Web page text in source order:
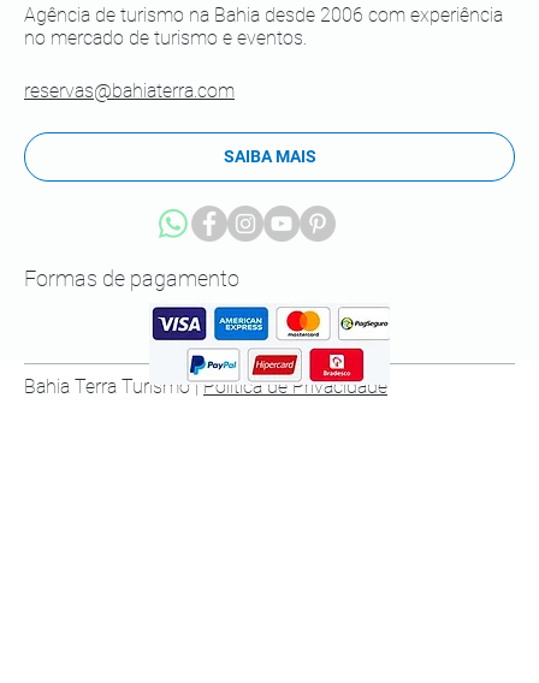
Bahia Terra Turismo |Política de Privacidade
Formas de pagamento
Agência de turismo na Bahia desde 2006 com experiência
no mercado de turismo e eventos.
SAIBA MAIS
reservas@bahiaterra.com